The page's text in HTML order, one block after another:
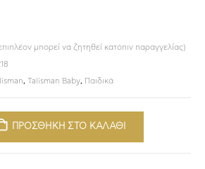
μπορεί να ζητηθεί κατόπιν παραγγελίας)
, Talisman Baby, Παιδικά
ΠΡΟΣΘΗΚΗ ΣΤΟ ΚΑΛΑΘΙ